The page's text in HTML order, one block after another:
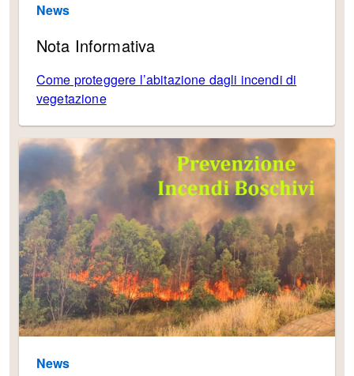
News
Nota Informativa
Come proteggere l’abitazione dagli incendi di
vegetazione
News